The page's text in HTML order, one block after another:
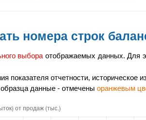
номера строк
выбораотображаемых данных. Для
показателя отчетности, историческое
данные - отмечены оранжевым